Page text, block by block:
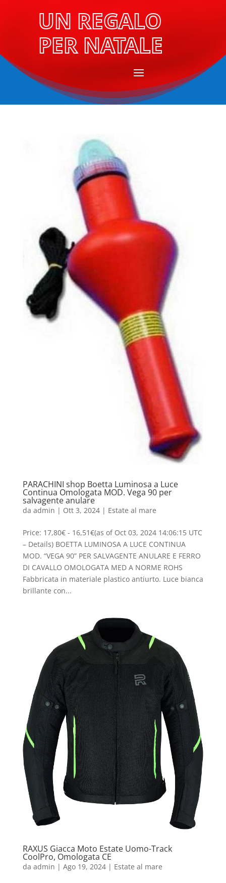
UN REGALO
PER NATALE
PARACHINI shop Boetta Luminosa a Luce
Continua Omologata MOD. Vega 90 per
salvagente anulare
da admin | Ott 3, 2024| Estate al mare
Price: 17,80€ - 16,51€(as of Oct 03, 2024 14:06:15 UTC
– Details) BOETTA LUMINOSA A LUCE CONTINUA
MOD. “VEGA 90” PER SALVAGENTE ANULARE E FERRO
DI CAVALLO OMOLOGATA MED A NORME ROHS
Fabbricata in materiale plastico antiurto. Luce bianca
brillante con...
RAXUS Giacca Moto Estate Uomo-Track
CoolPro, Omologata CE
da admin | Ago 19, 2024| Estate al mare